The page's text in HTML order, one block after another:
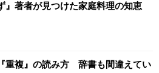
』著者が見つけた家庭料理の知恵
重複』の読み方 辞書も間違えてい